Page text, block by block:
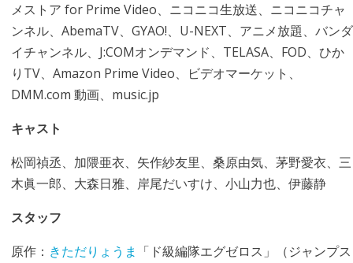
メストア for Prime Video、ニコニコ生放送、ニコニコチャ
ンネル、AbemaTV、GYAO!、U-NEXT、アニメ放題、バンダ
イチャンネル、J:COMオンデマンド、TELASA、FOD、ひか
りTV、Amazon Prime Video、ビデオマーケット、
DMM.com 動画、music.jp
キャスト
松岡禎丞、加隈亜衣、矢作紗友里、桑原由気、茅野愛衣、三
木眞一郎、大森日雅、岸尾だいすけ、小山力也、伊藤静
スタッフ
原作： きただりょうま 「ド級編隊エグゼロス」（ジャンプス